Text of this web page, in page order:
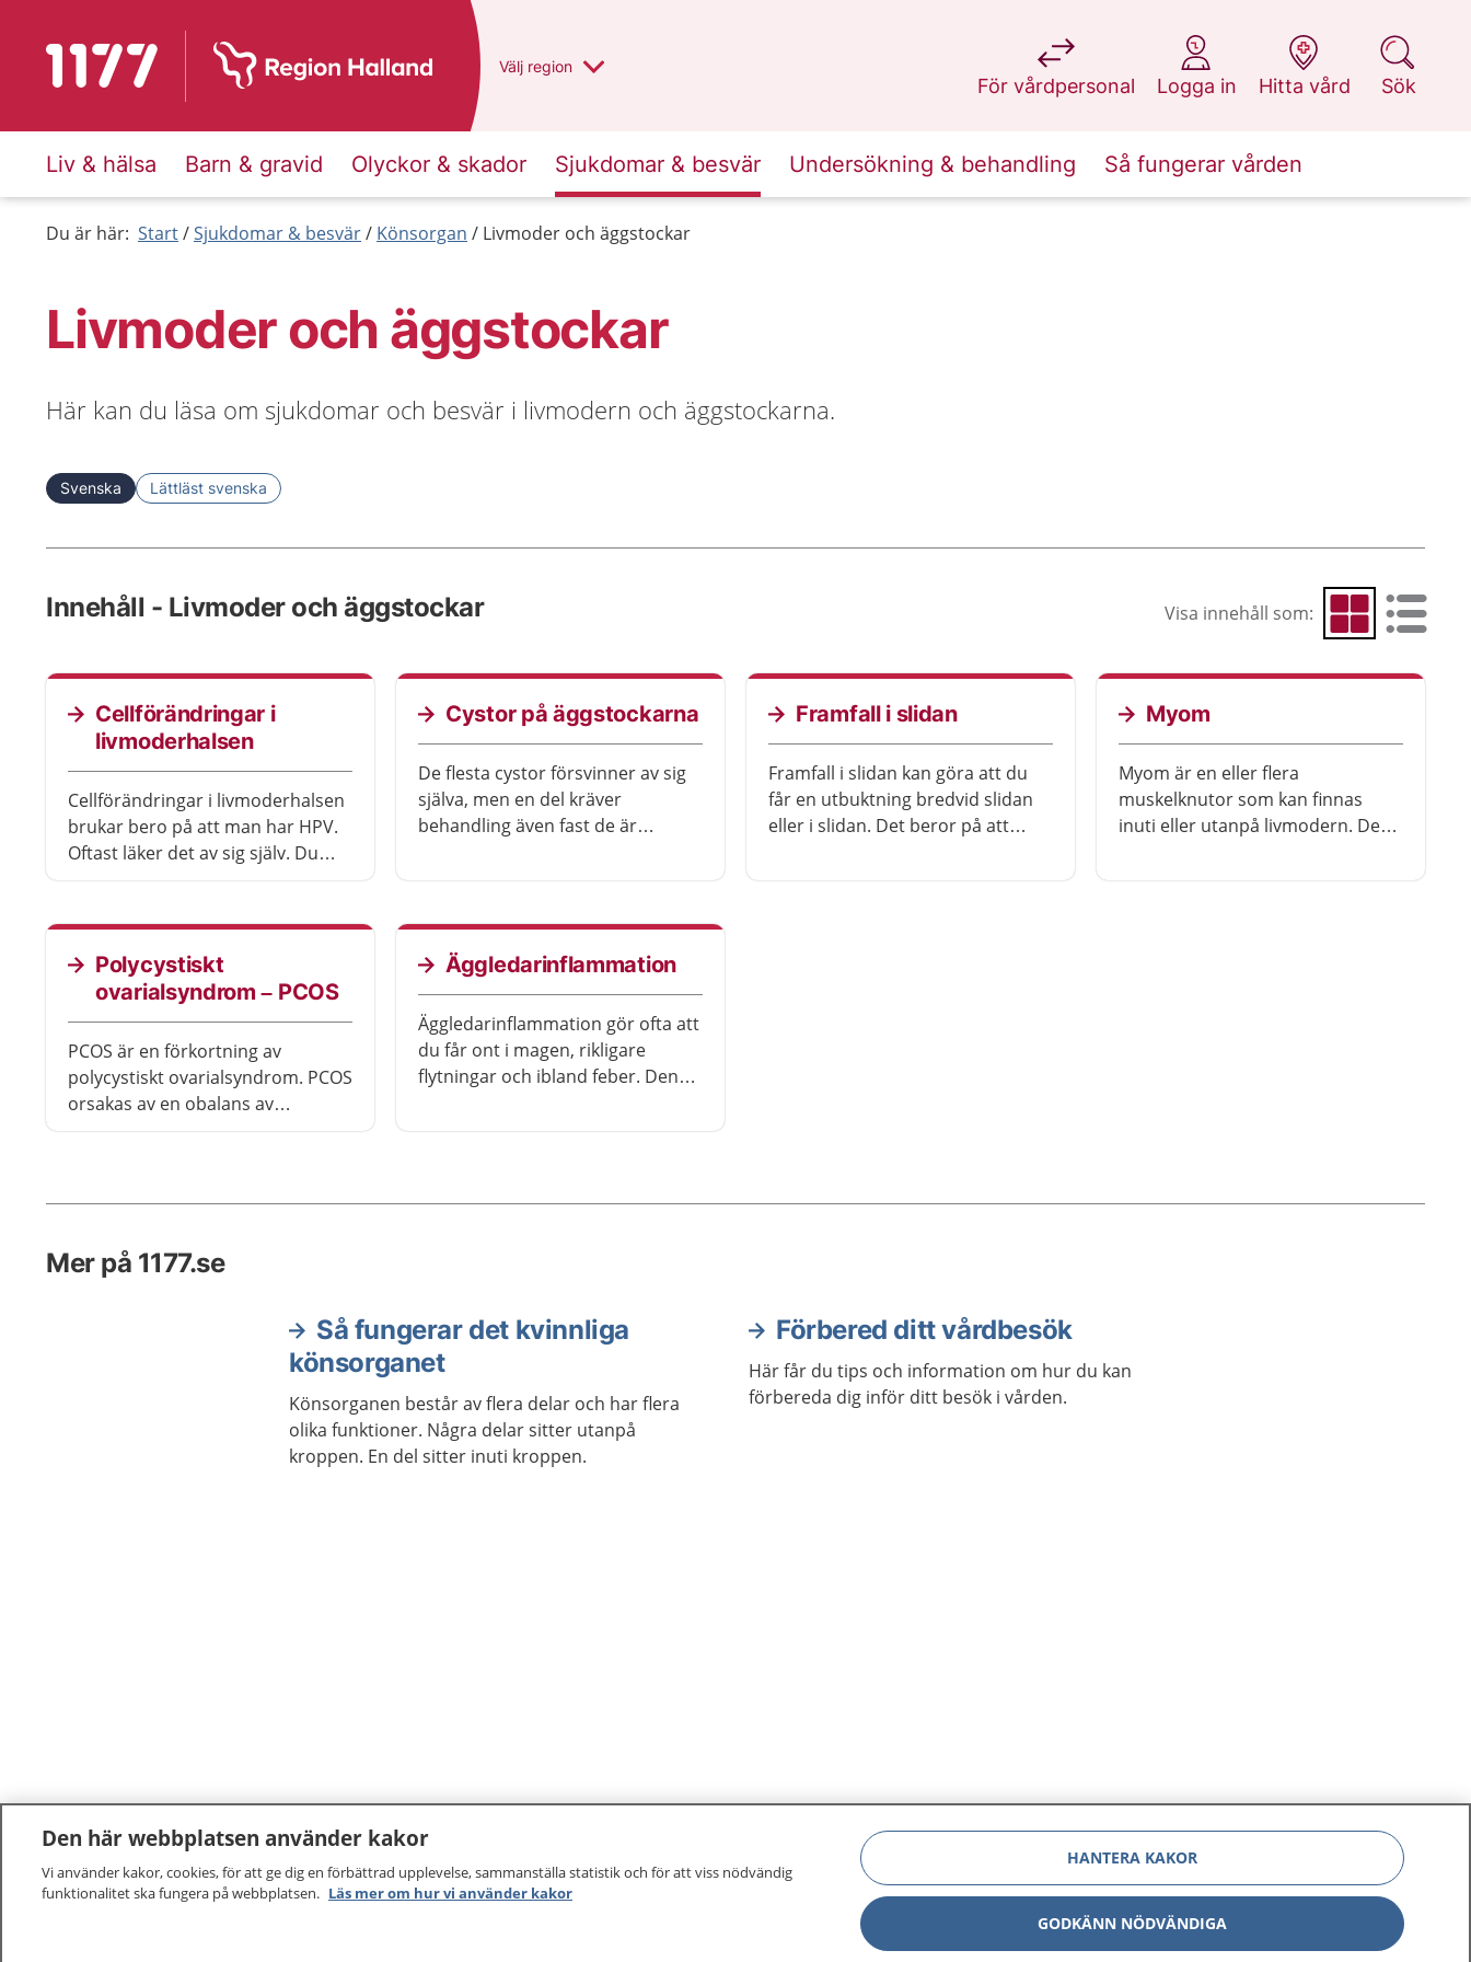
Till startsidan för 1177 Du har valt region
Välj en annan
region
För vårdpersonal
på 1177.se
Logga in
på 1177.se
Hitta vård
på 1177.se
Sök
på 1177.se
Liv & hälsa Barn & gravid Olyckor & skador Sjukdomar & besvär Undersökning & behandling Så fungerar vården
Du är här: Start Sjukdomar & besvär Könsorgan Livmoder och äggstockar
Livmoder och äggstockar
Här kan du läsa om sjukdomar och besvär i livmodern och äggstockarna.
Svenska Lättläst svenska
Innehåll - Livmoder och äggstockar Visa innehåll som: Visa som rutnät
Visa som
Cellförändringar i
livmoderhalsen
Cellförändringar i livmoderhalsen
brukar bero på att man har HPV.
Oftast läker det av sig själv. Du
till cancer.
Cystor på äggstockarna
De flesta cystor försvinner av sig
själva, men en del kräver
behandling även fast de är
Framfall i slidan
Framfall i slidan kan göra att du
får en utbuktning bredvid slidan
eller i slidan. Det beror på att
Myom
Myom är en eller flera
muskelknutor som kan finnas
inuti eller utanpå livmodern. Det
Polycystiskt
ovarialsyndrom – PCOS
PCOS är en förkortning av
polycystiskt ovarialsyndrom. PCOS
orsakas av en obalans av
mens, ökad hårväxt på kroppen
även ha PCOS utan att ha några
Äggledarinflammation
Äggledarinflammation gör ofta att
du får ont i magen, rikligare
flytningar och ibland feber. Den
Mer på 1177.se
Så fungerar det kvinnliga
könsorganet
Könsorganen består av flera delar och har flera
olika funktioner. Några delar sitter utanpå
kroppen. En del sitter inuti kroppen.
Förbered ditt vårdbesök
Här får du tips och information om hur du kan
förbereda dig inför ditt besök i vården.
Den här webbplatsen använder kakor
Vi använder kakor, cookies, för att ge dig en förbättrad upplevelse, sammanställa statistik och för att viss nödvändig
funktionalitet ska fungera på webbplatsen. Läs mer om hur vi använder kakor
HANTERA KAKOR
GODKÄNN NÖDVÄNDIGA